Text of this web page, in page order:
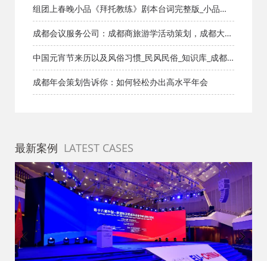
档网
组团上春晚小品《拜托教练》剧本台词完整版_小品剧
本库_知识库_成都活动公司网_策划网_方案网_文案网_
文档网
成都会议服务公司：成都商旅游学活动策划，成都大型
会议策划，成都高峰论坛策划，成都招商会议策划
中国元宵节来历以及风俗习惯_民风民俗_知识库_成都
活动公司网-策划网,方案网,网站策划,网站计划,策划的
成都年会策划告诉你：如何轻松办出高水平年会
最新案例 LATEST CASES